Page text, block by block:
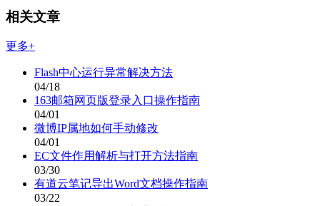
相关文章
更多+
Flash中心运行异常解决方法
04/18
163邮箱网页版登录入口操作指南
04/01
微博IP属地如何手动修改
04/01
EC文件作用解析与打开方法指南
03/30
有道云笔记导出Word文档操作指南
03/22